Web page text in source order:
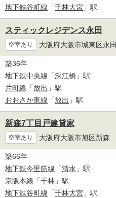
地下鉄谷町線 「千林大宮 」駅
スティックレジデンス永田
空室あり 大阪府大阪市城東区永田
築36年
地下鉄中央線 「深江橋 」駅
片町線 「放出 」駅
おおさか東線 「放出 」駅
新森7丁目戸建貸家
空室あり 大阪府大阪市旭区新森
築66年
地下鉄今里筋線 「清水 」駅
京阪本線 「千林 」駅
地下鉄谷町線 「千林大宮 」駅